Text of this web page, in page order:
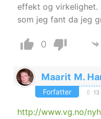
effekt og virkelighet.
som jeg fant da jeg
0
Maarit M.
Forfatter 13
http://www.vg.no/